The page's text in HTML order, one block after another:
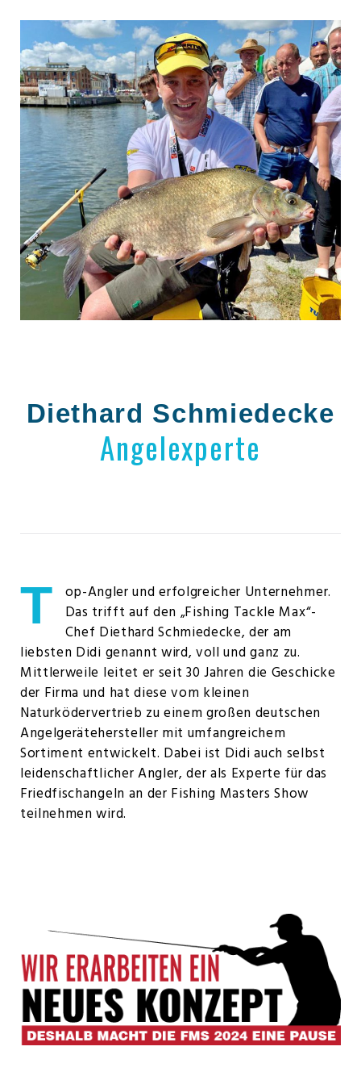
Diethard Schmiedecke
Angelexperte
T op-Angler und erfolgreicher Unternehmer.
Das trifft auf den „Fishing Tackle Max“-
Chef Diethard Schmiedecke, der am
liebsten Didi genannt wird, voll und ganz zu.
Mittlerweile leitet er seit 30 Jahren die Geschicke
der Firma und hat diese vom kleinen
Naturködervertrieb zu einem großen deutschen
Angelgerätehersteller mit umfangreichem
Sortiment entwickelt. Dabei ist Didi auch selbst
leidenschaftlicher Angler, der als Experte für das
Friedfischangeln an der Fishing Masters Show
teilnehmen wird.